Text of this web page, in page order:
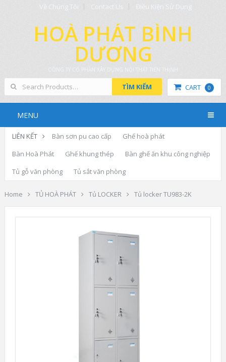
Về Chúng Tôi Contact Us Điều Kiện Sử Dụng
HOÀ PHÁT BÌNH
DƯƠNG
CÔNG TY CỔ PHẦN XÂY DỰNG NỘI THẤT TIẾN THỊNH
CART 0
TÌM KIẾM
MENU
LIÊN KẾT Bàn sơn pu cao cấp
Ghế hoà phát
Bàn Hoà Phát
Ghế khung thép
Bàn ghế ăn khu công nghiệp
Tủ gỗ văn phòng
Tủ sắt văn phòng
Home TỦ HOÀ PHÁT Tủ LOCKER Tủ locker TU983-2K